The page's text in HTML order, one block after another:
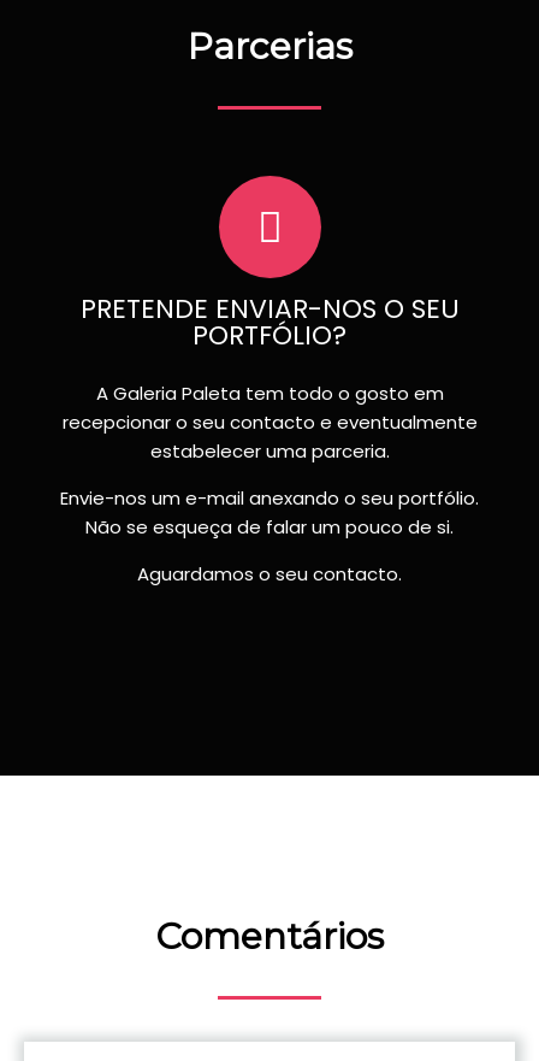
Parcerias
PRETENDE ENVIAR-NOS O SEU
PORTFÓLIO?
A Galeria Paleta tem todo o gosto em
recepcionar o seu contacto e eventualmente
estabelecer uma parceria.
Envie-nos um e-mail anexando o seu portfólio.
Não se esqueça de falar um pouco de si.
Aguardamos o seu contacto.
Comentários